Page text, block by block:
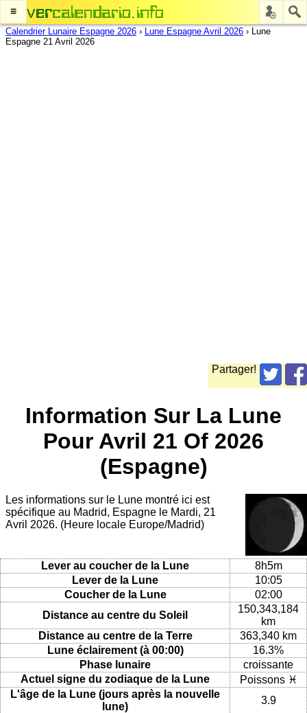
≡
Calendrier Lunaire Espagne 2026 › Lune Espagne Avril 2026 › Lune
Espagne 21 Avril 2026
Partager!
Information Sur La Lune
Pour Avril 21 Of 2026
(Espagne)
Les informations sur le Lune montré ici est
spécifique au Madrid, Espagne le Mardi, 21
Avril 2026. (Heure locale Europe/Madrid)
Lever au coucher de la Lune
8h5m
Lever de la Lune
10:05
Coucher de la Lune
02:00
Distance au centre du Soleil
150,343,184
km
Distance au centre de la Terre
363,340 km
Lune éclairement (à 00:00)
16.3%
Phase lunaire
croissante
Actuel signe du zodiaque de la Lune
Poissons ♓
L'âge de la Lune (jours après la nouvelle
lune)
3.9